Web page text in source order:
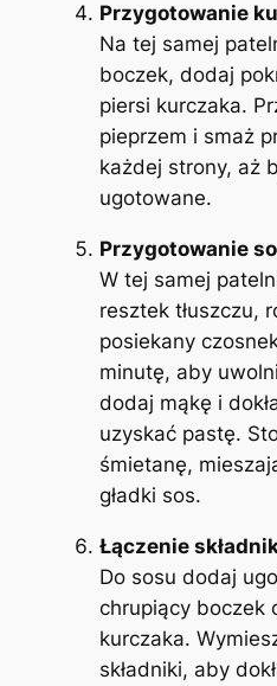
Przygotowanie
Na tej samej
boczek, dodaj
piersi kurczaka.
pieprzem i smaż
każdej strony, aż
ugotowane.
Przygotowanie
W tej samej
resztek tłuszczu,
posiekany
minutę, aby
dodaj mąkę i
uzyskać pastę.
śmietanę,
gładki sos.
Łączenie
Do sosu dodaj
chrupiący boczek
kurczaka.
składniki, aby